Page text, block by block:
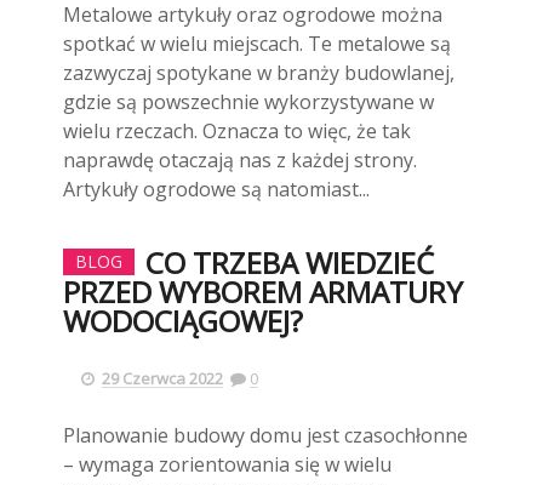
Metalowe artykuły oraz ogrodowe można
spotkać w wielu miejscach. Te metalowe są
zazwyczaj spotykane w branży budowlanej,
gdzie są powszechnie wykorzystywane w
wielu rzeczach. Oznacza to więc, że tak
naprawdę otaczają nas z każdej strony.
Artykuły ogrodowe są natomiast...
BLOG CO TRZEBA WIEDZIEĆ
PRZED WYBOREM ARMATURY
WODOCIĄGOWEJ?
29 Czerwca 2022 0
Planowanie budowy domu jest czasochłonne
– wymaga zorientowania się w wielu